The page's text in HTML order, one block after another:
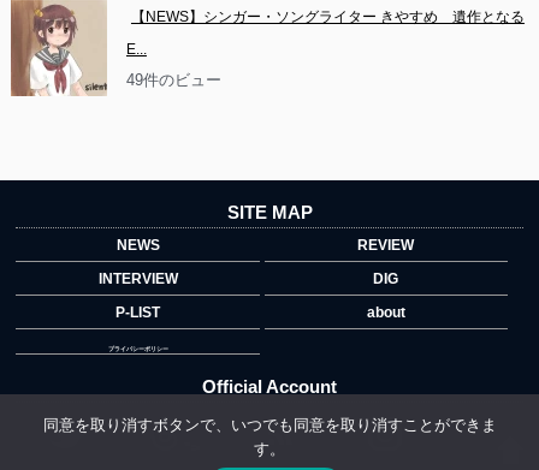
【NEWS】シンガー・ソングライター きやすめ　遺作となる
E...
49件のビュー
SITE MAP
NEWS
REVIEW
INTERVIEW
DIG
P-LIST
about
プライバシーポリシー
Official Account
同意を取り消すボタンで、いつでも同意を取り消すことができま
す。